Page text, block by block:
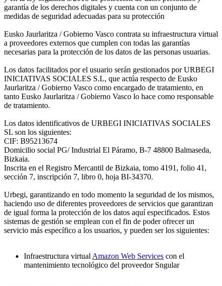
garantía de los derechos digitales y cuenta con un conjunto de
medidas de seguridad adecuadas para su protección
Eusko Jaurlaritza / Gobierno Vasco contrata su infraestructura virtual
a proveedores externos que cumplen con todas las garantías
necesarias para la protección de los datos de las personas usuarias.
Los datos facilitados por el usuario serán gestionados por URBEGI
INICIATIVAS SOCIALES S.L, que actúa respecto de Eusko
Jaurlaritza / Gobierno Vasco como encargado de tratamiento, en
tanto Eusko Jaurlaritza / Gobierno Vasco lo hace como responsable
de tratamiento.
Los datos identificativos de URBEGI INICIATIVAS SOCIALES
SL son los siguientes:
CIF: B95213674
Domicilio social PG/ Industrial El Páramo, B-7 48800 Balmaseda,
Bizkaia.
Inscrita en el Registro Mercantil de Bizkaia, tomo 4191, folio 41,
sección 7, inscripción 7, libro 0, hoja BI-34370.
Urbegi, garantizando en todo momento la seguridad de los mismos,
haciendo uso de diferentes proveedores de servicios que garantizan
de igual forma la protección de los datos aquí especificados. Estos
sistemas de gestión se emplean con el fin de poder ofrecer un
servicio más específico a los usuarios, y pueden ser los siguientes:
Infraestructura virtual Amazon Web Services con el
mantenimiento tecnológico del proveedor Sngular